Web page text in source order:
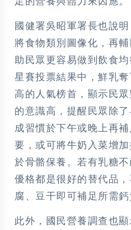
國健署吳昭軍署長也說
將食物類別圖像化，再
助民眾更容易做到飲食
星賽投票結果中，鮮乳
高的人氣榜首，顯示民
的意識高，提醒民眾除
成習慣於下午或晚上再
要，或可將牛奶入菜增
於骨骼保養。若有乳糖
優格都是很好的替代品
腐、豆干即可補足所需鈣
此外，國民營養調查也